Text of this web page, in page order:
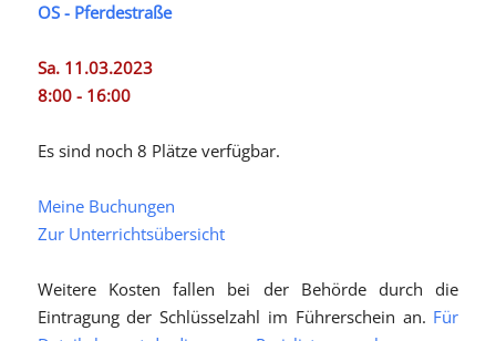
OS - Pferdestraße
Sa. 11.03.2023
8:00 - 16:00
Es sind noch 8 Plätze verfügbar.
Meine Buchungen
Zur Unterrichtsübersicht
Weitere Kosten fallen bei der Behörde durch die
Eintragung der Schlüsselzahl im Führerschein an. Für